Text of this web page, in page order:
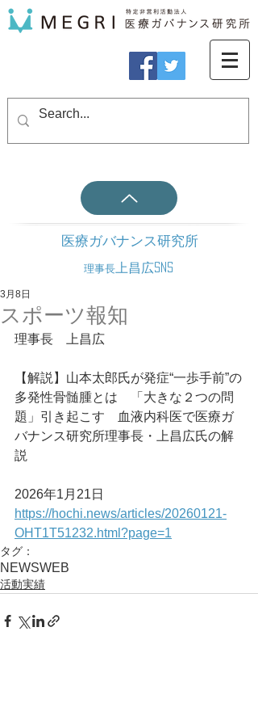
医療ガバナンス研究所
理事長 上昌広SNS
スポーツ報知
3月8日
理事長　上昌広
【解説】山本太郎氏が発症“一歩手前”の
多発性骨髄腫とは　「大きな２つの問
題」引き起こす　血液内科医で医療ガ
バナンス研究所理事長・上昌広氏の解
説
2026年1月21日
https://hochi.news/articles/20260121-
OHT1T51232.html?page=1
タグ：
NEWSWEB
活動実績